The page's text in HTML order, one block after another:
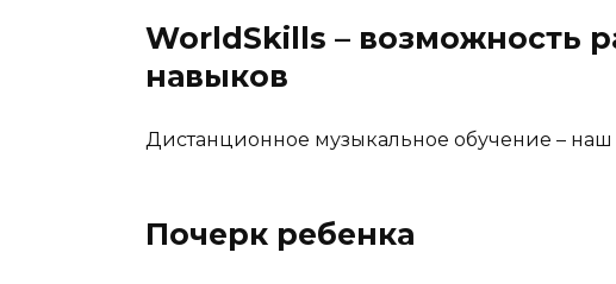
WorldSkills – возможность
навыков
Дистанционное музыкальное обучение –
Почерк ребенка